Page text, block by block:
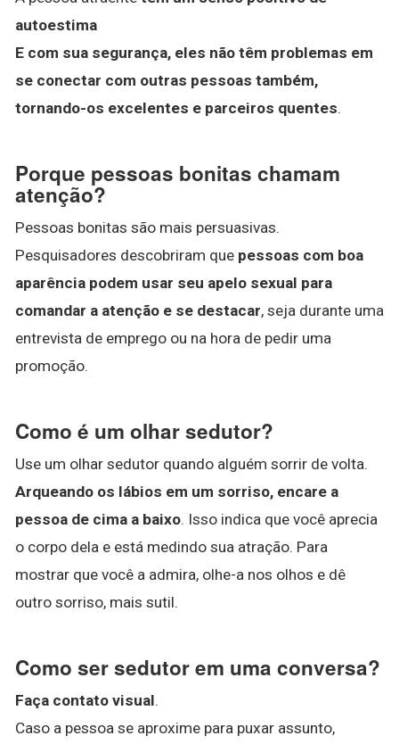
autoestima
E com sua segurança, eles não têm problemas em
se conectar com outras pessoas também,
tornando-os excelentes e parceiros quentes.
Porque pessoas bonitas chamam
atenção?
Pessoas bonitas são mais persuasivas.
Pesquisadores descobriram que pessoas com boa
aparência podem usar seu apelo sexual para
comandar a atenção e se destacar, seja durante uma
entrevista de emprego ou na hora de pedir uma
promoção.
Como é um olhar sedutor?
Use um olhar sedutor quando alguém sorrir de volta.
Arqueando os lábios em um sorriso, encare a
pessoa de cima a baixo. Isso indica que você aprecia
o corpo dela e está medindo sua atração. Para
mostrar que você a admira, olhe-a nos olhos e dê
outro sorriso, mais sutil.
Como ser sedutor em uma conversa?
Faça contato visual.
Caso a pessoa se aproxime para puxar assunto,